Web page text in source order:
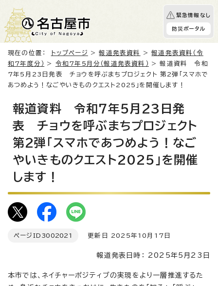
緊急情報なし
防災ポータル
現在の位置： トップページ >報道発表資料 >報道発表資料（令
和7年度分）
> 令和7年5月分（報道発表資料）
> 報道資料 令和
7年5月23日発表 チョウを呼ぶまちプロジェクト 第2弾「スマホで
あつめよう！なごやいきものクエスト2025」を開催します！
報道資料 令和7年5月23日発
表 チョウを呼ぶまちプロジェクト
第2弾「スマホであつめよう！なご
やいきものクエスト2025」を開催
します！
ページID 3002021 更新日 2025年10月17日
報道発表日時： 2025年5月23日
本市では、ネイチャーポジティブの実現をより一層推進するた